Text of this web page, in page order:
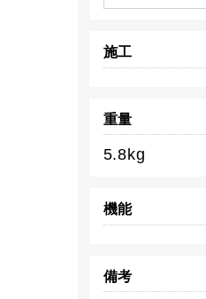
施工
重量
5.8kg
機能
備考